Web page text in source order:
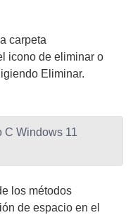
carpeta
icono de eliminar o
Eliminar.
C Windows 11
los métodos
de espacio en el